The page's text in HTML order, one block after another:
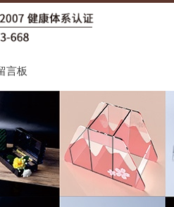
言板